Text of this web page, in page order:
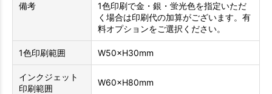
備考
1色印刷で金・銀・蛍光色を指定いただ
く場合は印刷代の加算がございます。有
料オプションをご選択ください。
1色印刷範囲 W50×H30mm
インクジェット
印刷範囲
W60×H80mm